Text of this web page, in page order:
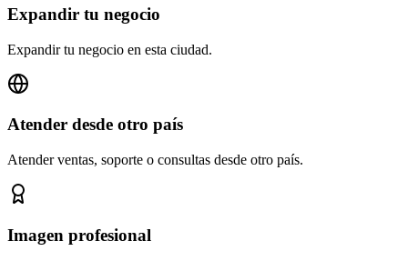
Expandir tu negocio
Expandir tu negocio en esta ciudad.
Atender desde otro país
Atender ventas, soporte o consultas desde otro país.
Imagen profesional